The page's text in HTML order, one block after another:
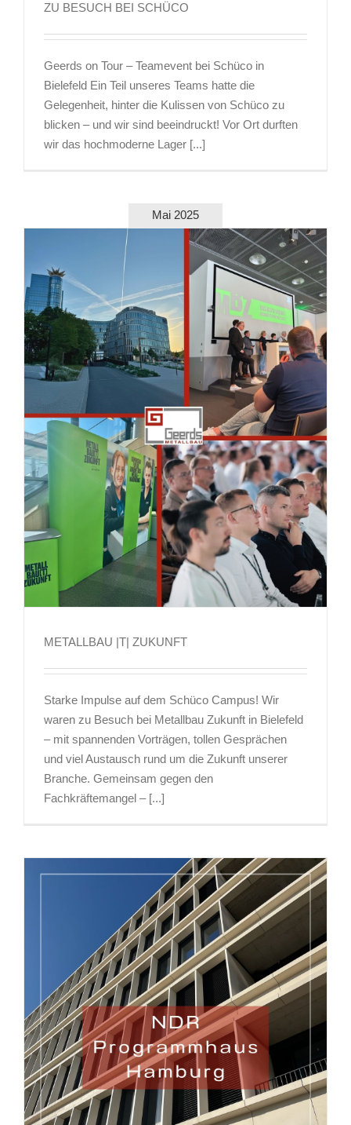
ZU BESUCH BEI SCHÜCO
Geerds on Tour – Teamevent bei Schüco in
Bielefeld Ein Teil unseres Teams hatte die
Gelegenheit, hinter die Kulissen von Schüco zu
blicken – und wir sind beeindruckt! Vor Ort durften
wir das hochmoderne Lager [...]
Mai 2025
METALLBAU |T| ZUKUNFT
METALLBAU |T| ZUKUNFT
Starke Impulse auf dem Schüco Campus! Wir
waren zu Besuch bei Metallbau Zukunft in Bielefeld
– mit spannenden Vorträgen, tollen Gesprächen
und viel Austausch rund um die Zukunft unserer
Branche. Gemeinsam gegen den
Fachkräftemangel – [...]
FERTIGSTELLUNG: PROGRAMMHAUS NDR
LOKSTEDT, HAMBURG